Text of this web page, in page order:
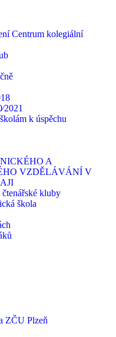
Centrum kolegiální
k úspěchu
A
VZDĚLÁVÁNÍ V
kluby
škola
ZČU Plzeň